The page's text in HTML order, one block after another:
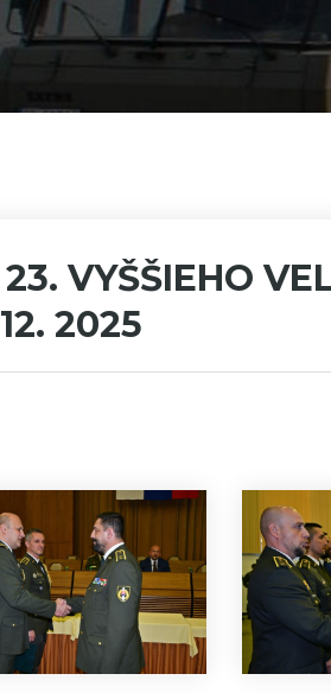
VYŠŠIEHO
2025